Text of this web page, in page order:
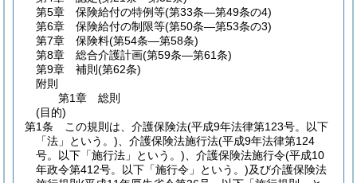
第5章
保険給付の特例等(第33条―第49条の4)
第6章
保険給付の制限等(第50条―第53条の3)
第7章
保険料(第54条―第58条)
第8章
総合介護計画(第59条―第61条)
第9章
補則 (第62条)
附則
第1章
総則
(目的)
第1条
この規則は、介護保険法(平成9年法律第123号。以下
「法」という。) 、介護保険法施行法(平成9年法律第124
号。以下「施行法」という。) 、介護保険法施行令(平成10
年政令第412号。以下「施行令」という。)及び介護保険法